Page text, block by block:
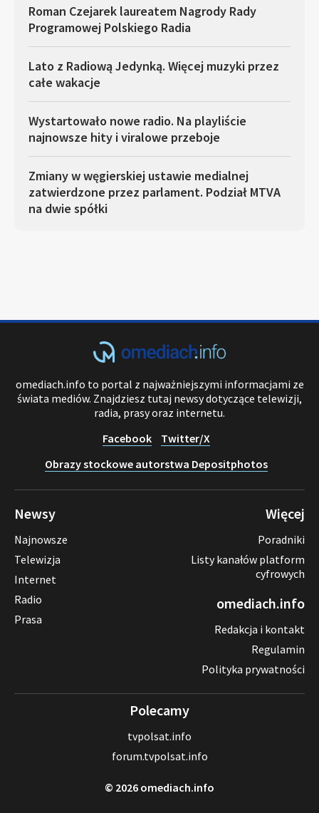
Roman Czejarek laureatem Nagrody Rady
Programowej Polskiego Radia
Lato z Radiową Jedynką. Więcej muzyki przez
całe wakacje
Wystartowało nowe radio. Na playliście
najnowsze hity i viralowe przeboje
Zmiany w węgierskiej ustawie medialnej
zatwierdzone przez parlament. Podział MTVA
na dwie spółki
omediach.info to portal z najważniejszymi informacjami ze
świata mediów. Znajdziesz tutaj newsy dotyczące telewizji,
radia, prasy oraz internetu.
Facebook
Twitter/X
Obrazy stockowe autorstwa Depositphotos
Newsy
Najnowsze
Telewizja
Internet
Radio
Prasa
Więcej
Poradniki
Listy kanałów platform
cyfrowych
omediach.info
Redakcja i kontakt
Regulamin
Polityka prywatności
Polecamy
tvpolsat.info
forum.tvpolsat.info
© 2026 omediach.info